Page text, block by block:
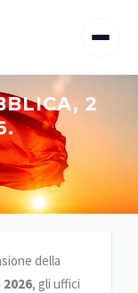
2
della
, gli uffici